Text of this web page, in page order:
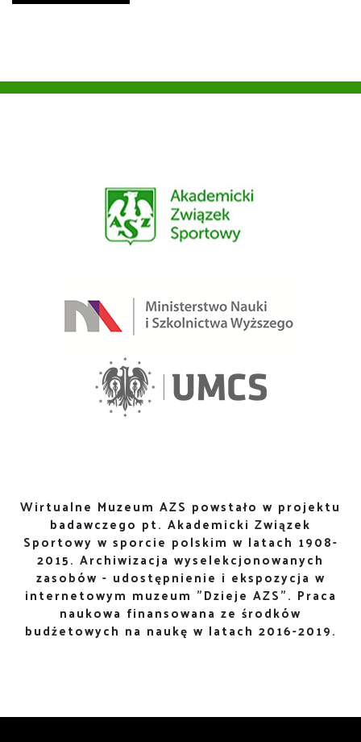
Wirtualne Muzeum AZS powstało w projektu
badawczego pt. Akademicki Związek
Sportowy w sporcie polskim w latach 1908-
2015. Archiwizacja wyselekcjonowanych
zasobów - udostępnienie i ekspozycja w
internetowym muzeum "Dzieje AZS". Praca
naukowa finansowana ze środków
budżetowych na naukę w latach 2016-2019.